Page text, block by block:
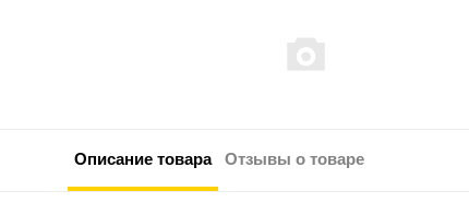
Описание товара Отзывы о товаре